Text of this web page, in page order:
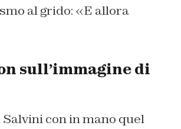
al grido: «E allora
sull’immagine di
con in mano quel